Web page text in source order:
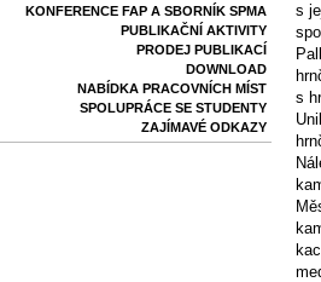
s
s
KONFERENCE FAP A SBORNÍK SPMA
PUBLIKAČNÍ AKTIVITY
PRODEJ PUBLIKACÍ
DOWNLOAD
NABÍDKA PRACOVNÍCH MÍST
SPOLUPRÁCE SE STUDENTY
ZAJÍMAVÉ ODKAZY